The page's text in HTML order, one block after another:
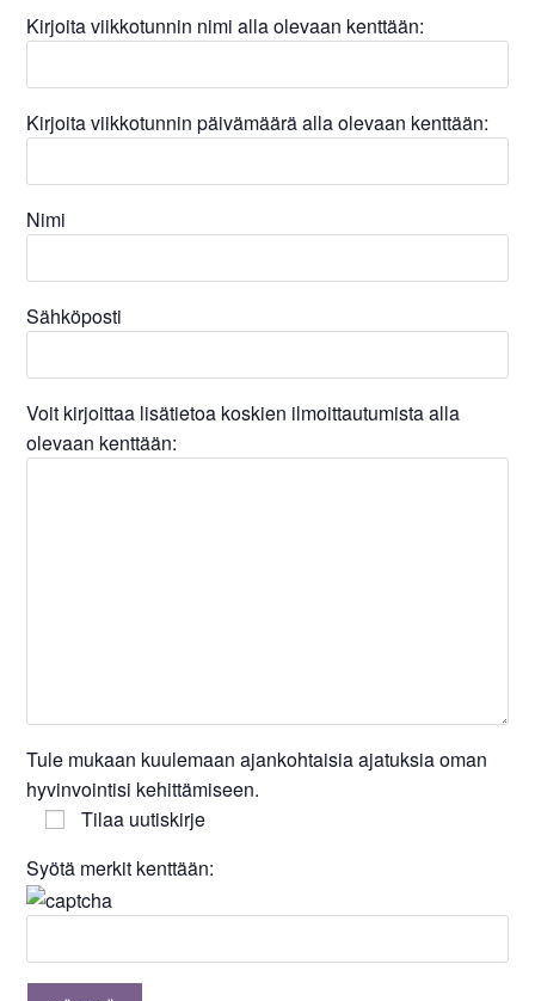
Kirjoita viikkotunnin nimi alla olevaan kenttään:
Kirjoita viikkotunnin päivämäärä alla olevaan kenttään:
Nimi
Sähköposti
Voit kirjoittaa lisätietoa koskien ilmoittautumista alla
olevaan kenttään:
Tule mukaan kuulemaan ajankohtaisia ajatuksia oman
hyvinvointisi kehittämiseen.
Tilaa uutiskirje
Syötä merkit kenttään: